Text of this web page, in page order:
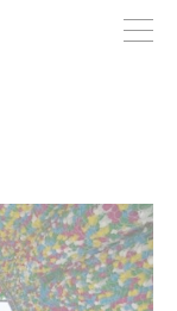
para poder
y